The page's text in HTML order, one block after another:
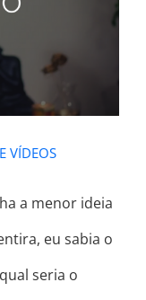
* SÉRIE
VÍDEOS
a menor ideia
eu sabia o
seria o